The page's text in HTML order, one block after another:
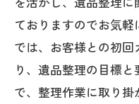
ておりますのでお気
では、お客様との初
り、遺品整理の目標
で、整理作業に取り